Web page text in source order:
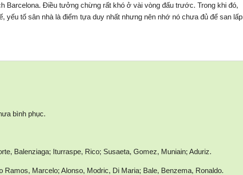
Barcelona. Điều tưởng chừng rất khó ở vài vòng đấu trước. Trong khi đó,
yếu tố sân nhà là điểm tựa duy nhất nhưng nên nhớ nó chưa đủ để san lấp
bình phục.
Balenziaga; Iturraspe, Rico; Susaeta, Gomez, Muniain; Aduriz.
Ramos, Marcelo; Alonso, Modric, Di Maria; Bale, Benzema, Ronaldo.